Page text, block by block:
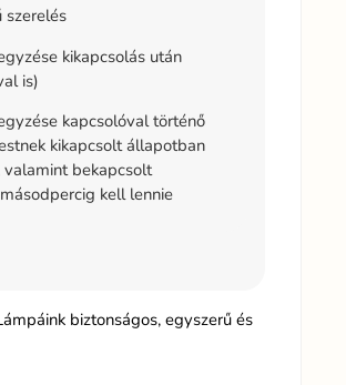
kikapcsolás után
is)
kapcsolóval történő
kikapcsolt állapotban
bekapcsolt
kell lennie
biztonságos, egyszerű és